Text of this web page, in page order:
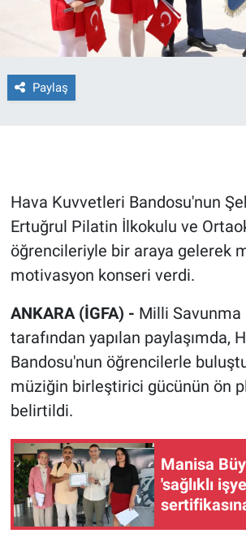
Paylaş
Hava Kuvvetleri Bandosu'nun
Ertuğrul Pilatin İlkokulu ve
öğrencileriyle bir araya gelerek
motivasyon konseri verdi.
ANKARA (İGFA) - Milli Savunma
tarafından yapılan paylaşımda,
Bandosu'nun öğrencilerle
müziğin birleştirici gücünün ön
belirtildi.
Manisa
'sağlıklı